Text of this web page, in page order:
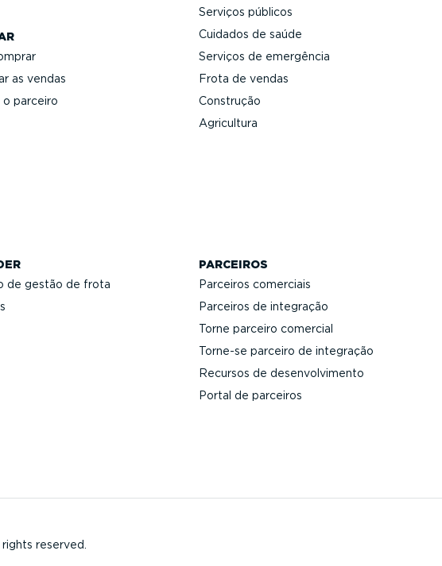
as vendas
o parceiro
Serviços públicos
Cuidados de saúde
Serviços de emergência
Frota de vendas
Construção
Agricultura
de gestão de frota
PARCEIROS
Parceiros comerciais
Parceiros de integração
Torne parceiro comercial
Torne-se parceiro de integração
Recursos de desen­vol­vi­mento
Portal de parceiros
reserved.